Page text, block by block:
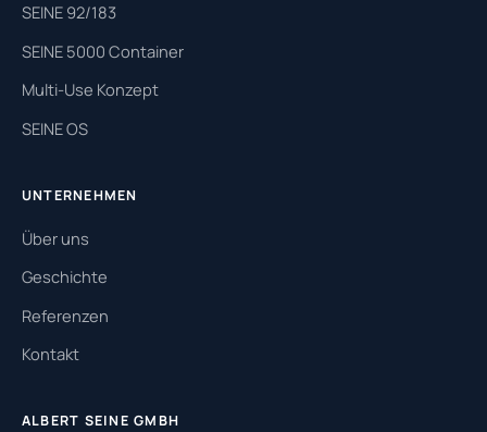
SEINE 92/183
SEINE 5000 Container
Multi-Use Konzept
SEINE OS
UNTERNEHMEN
Über uns
Geschichte
Referenzen
Kontakt
ALBERT SEINE GMBH